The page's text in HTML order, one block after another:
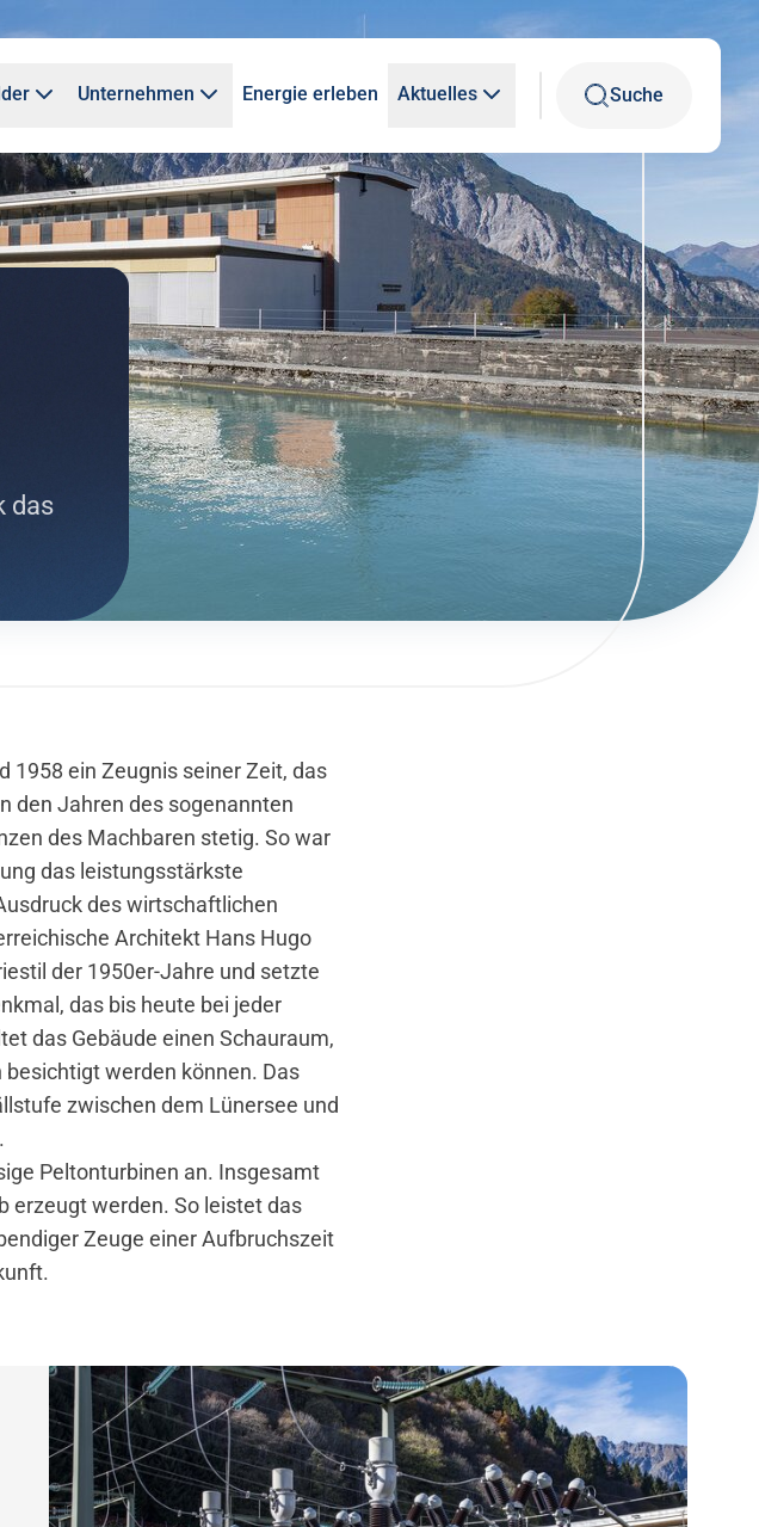
Unternehmen Energie erleben Aktuelles Suche
das
1958 ein Zeugnis seiner Zeit, das
den Jahren des sogenannten
des Machbaren stetig. So war
das leistungsstärkste
des wirtschaftlichen
Architekt Hans Hugo
der 1950er-Jahre und setzte
das bis heute bei jeder
das Gebäude einen Schauraum,
werden können. Das
zwischen dem Lünersee und
Peltonturbinen an. Insgesamt
erzeugt werden. So leistet das
Zeuge einer Aufbruchszeit